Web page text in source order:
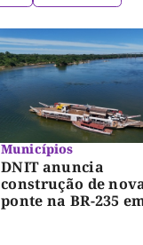
Municípios
DNIT anuncia
construção de
ponte na BR-235